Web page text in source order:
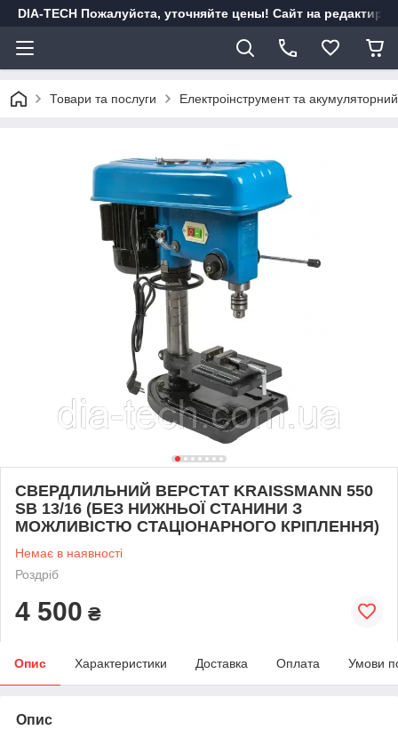
DIA-TECH Пожалуйста, уточняйте цены! Сайт на
Товари та послуги Електроінструмент та
СВЕРДЛИЛЬНИЙ ВЕРСТАТ KRAISSMANN 550
SB 13/16 (БЕЗ НИЖНЬОЇ СТАНИНИ З
МОЖЛИВІСТЮ СТАЦІОНАРНОГО КРІПЛЕННЯ)
Немає в наявності
Роздріб
4 500 ₴
Опис Характеристики Доставка Оплата Умови
Опис